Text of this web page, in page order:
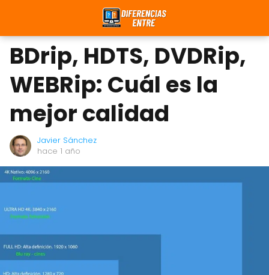
BDrip, HDTS, DVDRip,
WEBRip: Cuál es la
mejor calidad
Javier Sánchez
hace 1 año